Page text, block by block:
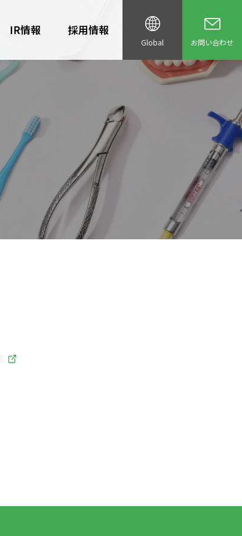
IR情報 採用情報
Global お問い合わせ